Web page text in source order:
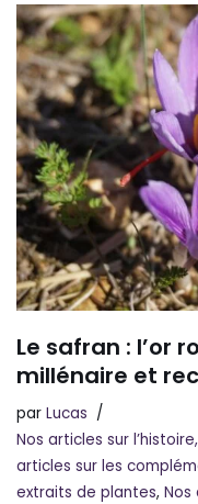
Le safran : l’or
millénaire et
par Lucas
Nos articles sur
articles sur les
extraits de plantes, Nos